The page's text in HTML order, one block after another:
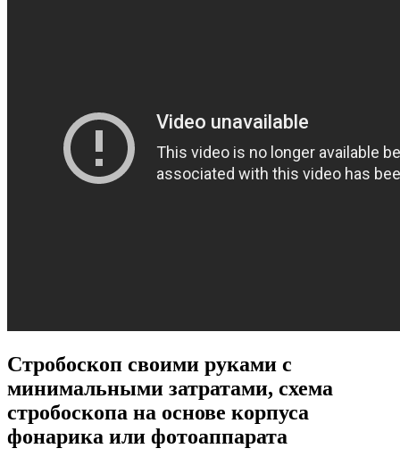
Стробоскоп своими руками с
минимальными затратами, схема
стробоскопа на основе корпуса
фонарика или фотоаппарата